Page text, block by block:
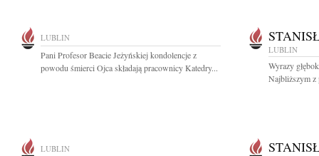
LUBLIN
Pani Profesor Beacie Jeżyńskiej kondolencje z
powodu śmierci Ojca składają pracownicy Katedry...
LUBLIN
Wyrazy
Najbliższym z
LUBLIN